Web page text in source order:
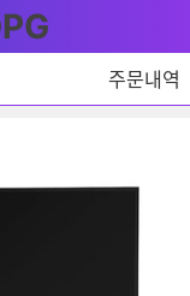
주문내역